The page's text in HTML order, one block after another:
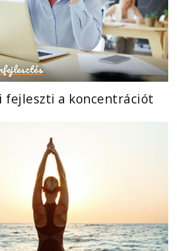
fejleszti a koncentrációt